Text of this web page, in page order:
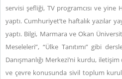
servisi şefliği, TV programcısı ve yine
yaptı. Cumhuriyet’te haftalık yazılar
yaptı. Bilgi, Marmara ve Okan
Meseleleri”, “Ülke Tanıtımı” gibi
Danışmanlığı Merkezi’ni kurdu, iletişim
ve çevre konusunda sivil toplum